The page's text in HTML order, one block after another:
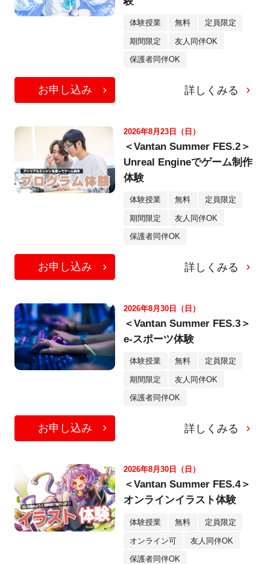
体験授業 無料 定員限定
期間限定 友人同伴OK
保護者同伴OK
お申し込み 詳しくみる
2026年8月23日（日）
＜Vantan Summer FES.2＞
Unreal Engineでゲーム制作
体験
体験授業 無料 定員限定
期間限定 友人同伴OK
保護者同伴OK
お申し込み 詳しくみる
2026年8月30日（日）
＜Vantan Summer FES.3＞
e-スポーツ体験
体験授業 無料 定員限定
期間限定 友人同伴OK
保護者同伴OK
お申し込み 詳しくみる
2026年8月30日（日）
＜Vantan Summer FES.4＞
オンラインイラスト体験
体験授業 無料 定員限定
オンライン可 友人同伴OK
保護者同伴OK